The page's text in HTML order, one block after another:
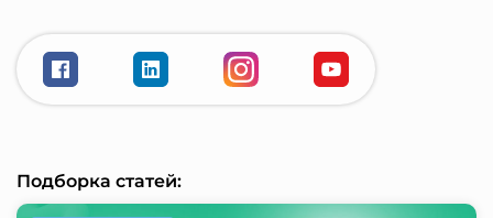
Подборка статей: